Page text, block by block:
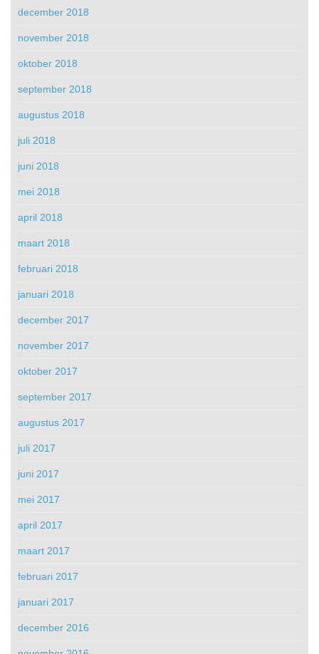
december 2018
november 2018
oktober 2018
september 2018
augustus 2018
juli 2018
juni 2018
mei 2018
april 2018
maart 2018
februari 2018
januari 2018
december 2017
november 2017
oktober 2017
september 2017
augustus 2017
juli 2017
juni 2017
mei 2017
april 2017
maart 2017
februari 2017
januari 2017
december 2016